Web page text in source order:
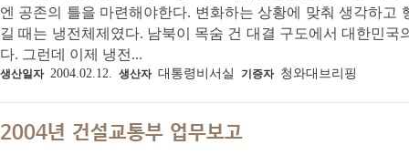
엔 공존의 틀을 마련해야한다. 변화하는 상황에 맞춰 생각하
길 때는 냉전체제였다. 남북이 목숨 건 대결 구도에서 대한민
다. 그런데 이제 냉전...
생산일자 2004.02.12. 생산자 대통령비서실 기증자 청와대브리핑
2004년 건설교통부 업무보고